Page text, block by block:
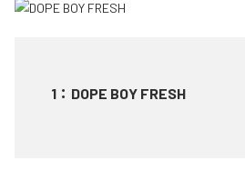
1 ： DOPE BOY FRESH